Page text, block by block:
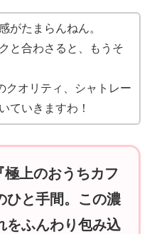
がたまらんねん。
と合わさると、もうそ
クオリティ、シャトレー
ていきますわ！
極上のおうちカフ
ひと手間。この濃
をふんわり包み込